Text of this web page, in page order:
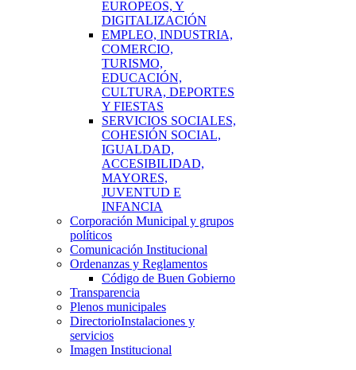
EUROPEOS, Y
DIGITALIZACIÓN
EMPLEO, INDUSTRIA,
COMERCIO,
TURISMO,
EDUCACIÓN,
CULTURA, DEPORTES
Y FIESTAS
SERVICIOS SOCIALES,
COHESIÓN SOCIAL,
IGUALDAD,
ACCESIBILIDAD,
MAYORES,
JUVENTUD E
INFANCIA
Corporación Municipal y grupos
políticos
Comunicación Institucional
Ordenanzas y Reglamentos
Código de Buen Gobierno
Transparencia
Plenos municipales
DirectorioInstalaciones y
servicios
Imagen Institucional